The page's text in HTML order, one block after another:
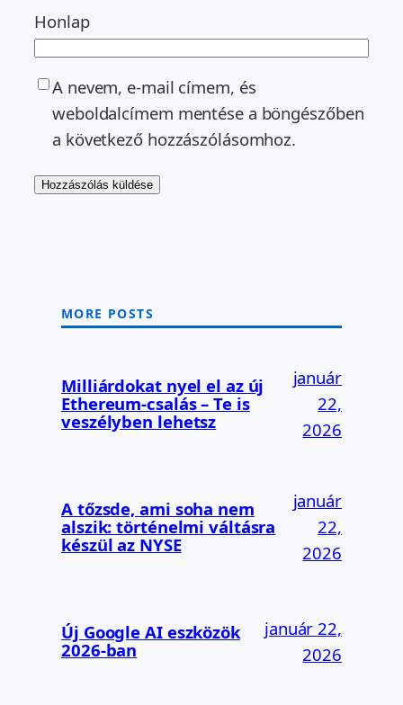
Honlap
A nevem, e-mail címem, és
weboldalcímem mentése a böngészőben
a következő hozzászólásomhoz.
MORE POSTS
Milliárdokat nyel el az új
Ethereum-csalás – Te is
veszélyben lehetsz
január
22,
2026
A tőzsde, ami soha nem
alszik: történelmi váltásra
készül az NYSE
január
22,
2026
Új Google AI eszközök
2026-ban
január 22,
2026